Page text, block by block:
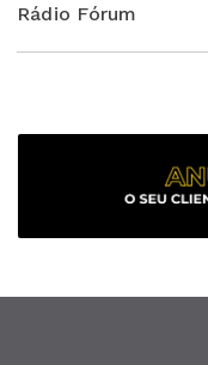
Rádio Fórum